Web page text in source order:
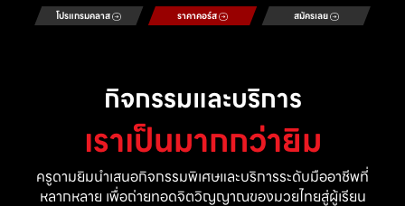
โปรแกรมคลาส ราคาคอร์ส สมัครเลย
กิจกรรมและบริการ
เราเป็นมากกว่ายิม
ครูดามยิมนำเสนอกิจกรรมพิเศษและบริการระดับมืออาชีพที่
หลากหลาย เพื่อถ่ายทอดจิตวิญญาณของมวยไทยสู่ผู้เรียน